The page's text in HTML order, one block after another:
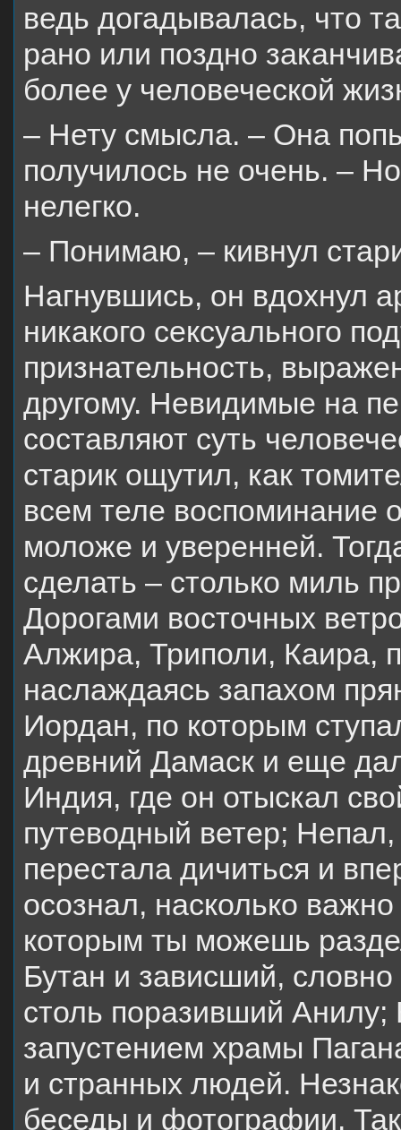
ведь догадывалась, что
рано или поздно
более у человеческой
– Нету смысла. – Она
получилось не очень. –
нелегко.
– Понимаю, – кивнул
Нагнувшись, он вдохнул
никакого сексуального
признательность,
другому. Невидимые на
составляют суть
старик ощутил, как
всем теле воспоминание
моложе и уверенней.
сделать – столько миль
Дорогами восточных
Алжира, Триполи, Каира,
наслаждаясь запахом
Иордан, по которым
древний Дамаск и еще
Индия, где он отыскал
путеводный ветер;
перестала дичиться и
осознал, насколько
которым ты можешь
Бутан и зависший, словно
столь поразивший
запустением храмы
и странных людей.
беседы и фотографии.